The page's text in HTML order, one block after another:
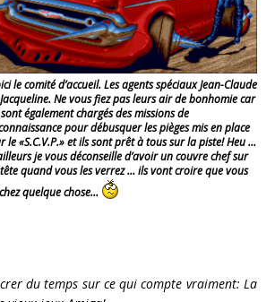
le comité d’accueil. Les agents spéciaux Jean-Claude
Ne vous fiez pas leurs air de bonhomie car
également chargés des missions de
pour débusquer les pièges mis en place
le «S.C.V.P.» et ils sont prêt à tous sur la piste! Heu …
je vous déconseille d’avoir un couvre chef sur
quand vous les verrez … ils vont croire que vous
quelque chose…
du temps sur ce qui compte vraiment: La